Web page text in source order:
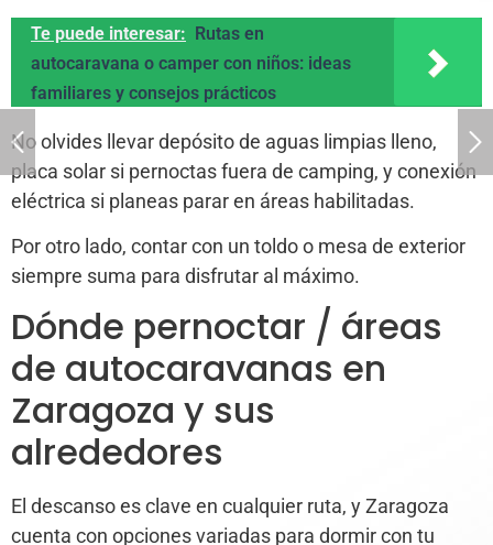
Te puede interesar: Rutas en
autocaravana o camper con niños: ideas
familiares y consejos prácticos
No olvides llevar depósito de aguas limpias lleno,
placa solar si pernoctas fuera de camping, y conexión
eléctrica si planeas parar en áreas habilitadas.
Por otro lado, contar con un toldo o mesa de exterior
siempre suma para disfrutar al máximo.
Dónde pernoctar / áreas
de autocaravanas en
Zaragoza y sus
alrededores
El descanso es clave en cualquier ruta, y Zaragoza
cuenta con opciones variadas para dormir con tu